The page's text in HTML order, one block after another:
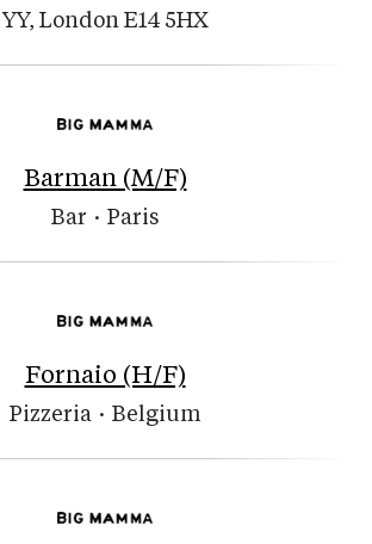
YY, London E14 5HX
Barman (M/F)
Bar · Paris
Fornaio (H/F)
Pizzeria · Belgium